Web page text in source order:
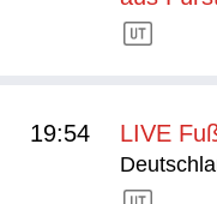
19:54 LIVE